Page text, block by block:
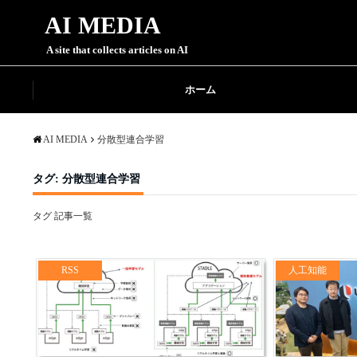
AI MEDIA
A site that collects articles on AI
ホーム
AI MEDIA 分散型連合学習
タグ: 分散型連合学習
タグ 記事一覧
RSS 人工知能